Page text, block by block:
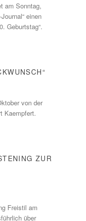
am Sonntag,
einen
Geburtstag“.
von der
Kaempfert.
ZUR
Freistil am
über